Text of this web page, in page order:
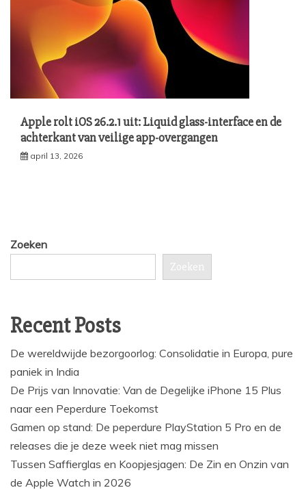
Apple rolt iOS 26.2.1 uit: Liquid glass-interface en de
achterkant van veilige app-overgangen
april 13, 2026
Zoeken
Zoeken
Recent Posts
De wereldwijde bezorgoorlog: Consolidatie in Europa, pure
paniek in India
De Prijs van Innovatie: Van de Degelijke iPhone 15 Plus
naar een Peperdure Toekomst
Gamen op stand: De peperdure PlayStation 5 Pro en de
releases die je deze week niet mag missen
Tussen Saffierglas en Koopjesjagen: De Zin en Onzin van
de Apple Watch in 2026